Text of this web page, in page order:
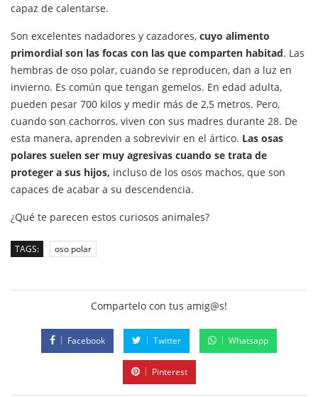
capaz de calentarse.
Son excelentes nadadores y cazadores, cuyo alimento
primordial son las focas con las que comparten habitad. Las
hembras de oso polar, cuando se reproducen, dan a luz en
invierno. Es común que tengan gemelos. En edad adulta,
pueden pesar 700 kilos y medir más de 2,5 metros. Pero,
cuando son cachorros, viven con sus madres durante 28. De
esta manera, aprenden a sobrevivir en el ártico. Las osas
polares suelen ser muy agresivas cuando se trata de
proteger a sus hijos, incluso de los osos machos, que son
capaces de acabar a su descendencia.
¿Qué te parecen estos curiosos animales?
TAGS: oso polar
Compartelo con tus amig@s!
Facebook Twitter Whatsapp
Pinterest